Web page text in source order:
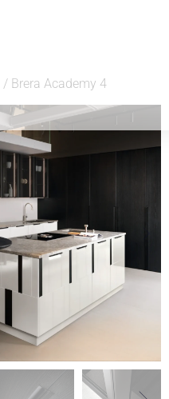
/ Brera Academy 4